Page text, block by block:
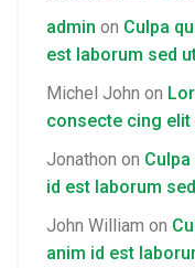
admin on Culpa
est laborum sed
Michel John on
consecte cing
Jonathon on
id est laborum
John William on
anim id est